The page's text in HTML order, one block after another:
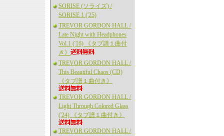
SORISE (ソライズ) /
SORISE 1 ('25)
TREVOR GORDON HALL /
Late Night with Headphones
Vol.1 ('16) 《タブ譜１曲付
き》
TREVOR GORDON HALL /
This Beautiful Chaos (CD)
《タブ譜１曲付き》
TREVOR GORDON HALL /
Light Through Colored Glass
('24) 《タブ譜１曲付き》
TREVOR GORDON HALL /